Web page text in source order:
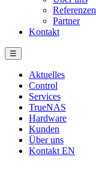
Referenzen
Partner
Kontakt
☰
Aktuelles
Control
Services
TrueNAS
Hardware
Kunden
Über uns
Kontakt EN